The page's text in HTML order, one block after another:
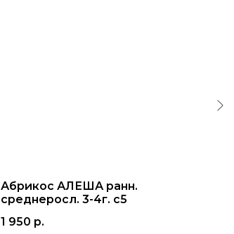
Абрикос АЛЕША ранн.
среднеросл. 3-4г. с5
1 950 р.